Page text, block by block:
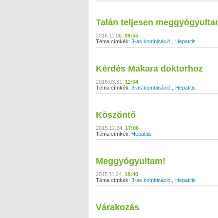
Talán teljesen
2016.11.06. 09:55
Téma címkék: 3-as kombináció! Hepatitis
Kérdés Makara doktorhoz
2016.03.31.
11:04
Téma címkék: 3-as kombináció! Hepatitis
Köszöntő
2015.12.24. 17:06
Téma címkék: Hepatitis
Meggyógyultam!
2015.11.24. 18:40
Téma címkék: 3-as kombináció! Hepatitis
Várakozás